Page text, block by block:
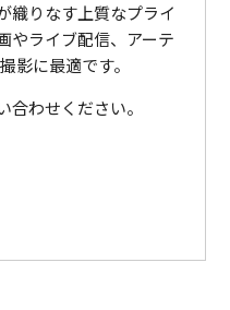
織りなす上質なプライ
やライブ配信、アーテ
影に最適です。
わせください。